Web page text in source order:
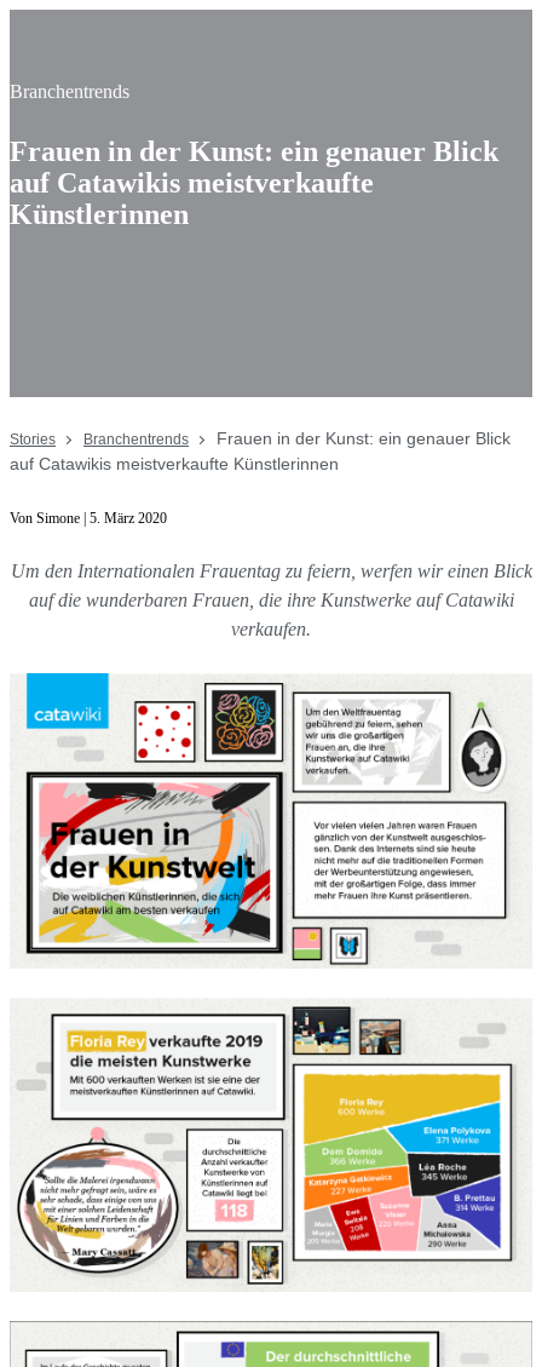
Branchentrends
Frauen in der Kunst: ein genauer Blick
auf Catawikis meistverkaufte
Künstlerinnen
Stories Branchentrends
Frauen in der Kunst: ein genauer Blick
auf Catawikis meistverkaufte Künstlerinnen
Von Simone | 5. März 2020
Um den Internationalen Frauentag zu feiern, werfen wir einen Blick
auf die wunderbaren Frauen, die ihre Kunstwerke auf Catawiki
verkaufen.